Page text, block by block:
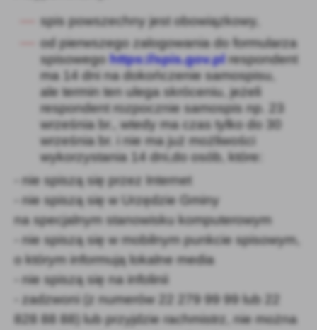
spis powszechny jest obowiązkowy,
od pierwszego zalogowania do formularza
spisowego https://spis.gov.pl respondent
ma 14 dni na dokończenie samospisu,
ale termin ten ulega skróceniu, jeżeli
respondent rozpocznie samospis np. 23
września br., wtedy ma czas tylko do 30
września br. i nie ma już możliwości
wykorzystania 14 dni,do osób, które:
- nie spiszą się przez Internet
- nie spiszą się w Urzędzie Gminy
na specjalnym stanowisku komputerowym
- nie spiszą się w mobilnym punkcie spisowym,
o którym informują lokalne media
- nie spiszą się na infolinii
- zadzwoni (z numerów 22 279 99 99 lub 22
828 88 88) lub przyjdzie rachmistrz, nie można